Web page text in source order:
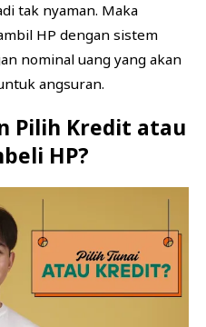
tak nyaman. Maka
HP dengan sistem
nominal uang yang akan
angsuran.
Pilih Kredit atau
HP?